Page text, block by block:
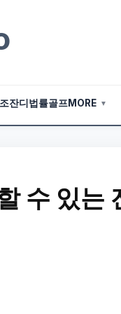
잔디 법률골프MORE ▼
수 있는